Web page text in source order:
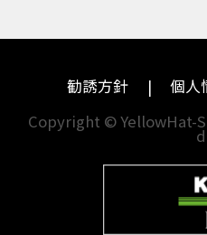
BANDIT1250F
BEETフルエキ
BLACKLIMITEDBMW
BMW S1000RR M
ドゥカティ
勧誘方針
個人
Copyright © YellowHat-